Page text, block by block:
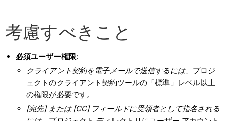
考慮すべきこと
必須ユーザー権限:
クライアント契約を電子メールで送信するには、プロジ
ェクトのクライアント契約ツールの「標準」レベル以上
の権限が必要です。
[宛先] または [CC] フィールドに受領者として指名される